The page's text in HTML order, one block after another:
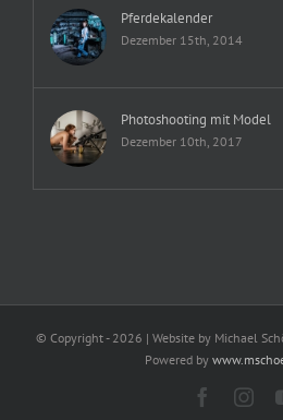
Pferdekalender
Dezember 15th, 2014
Photoshooting mit Model
Dezember 10th, 2017
© Copyright - 2026 | Website by Michael
Powered by